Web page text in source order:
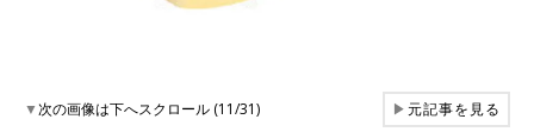
▼次の画像は下へスクロール (11/31) ▶元記事を見る